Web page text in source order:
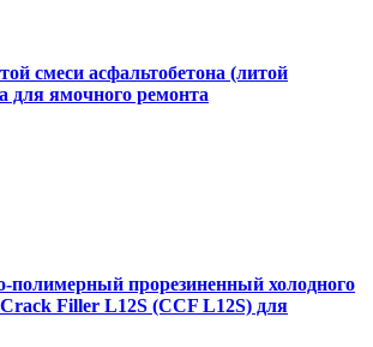
смеси асфальтобетона (литой
для ямочного ремонта
полимерный прорезиненный холодного
Filler L12S (ССF L12S) для